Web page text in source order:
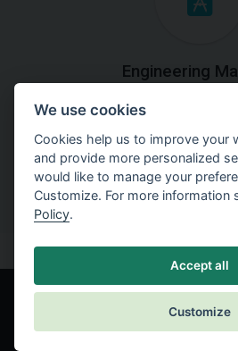
Engineering
Step by steps guides
to solve a specific
We use cookies
Cookies help us to improve your
and provide more personalized
would like to manage your
Customize. For more information
Policy.
Accept all
Customize